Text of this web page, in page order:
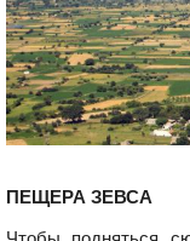
ПЕЩЕРА ЗЕВСА